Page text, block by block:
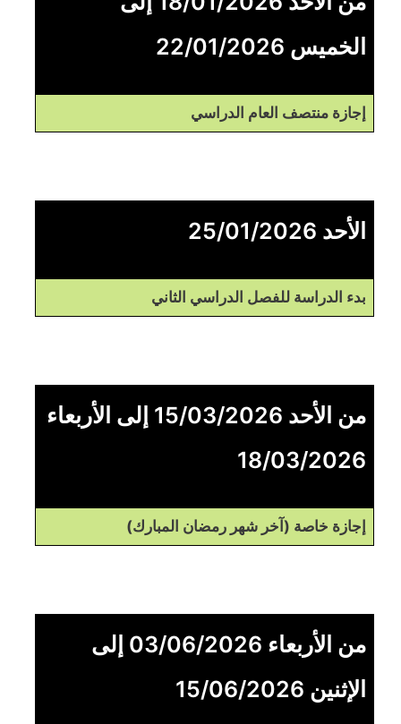
الخميس 22/01/2026
إجازة منتصف العام الدراسي
الأحد 25/01/2026
بدء الدراسة للفصل الدراسي الثاني
من الأحد 15/03/2026 إلى الأربعاء
18/03/2026
إجازة خاصة (آخر شهر رمضان المبارك)
من الأربعاء 03/06/2026 إلى
الإثنين 15/06/2026